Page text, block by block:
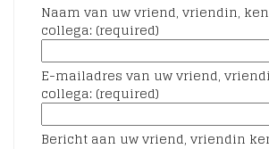
Naam van uw vriend, vriendin,
collega: (required)
E-mailadres van uw vriend,
collega: (required)
Bericht aan uw vriend, vriendin